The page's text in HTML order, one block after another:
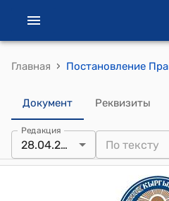
Главная ›
Документ Реквизиты
Редакция
28.04.2026